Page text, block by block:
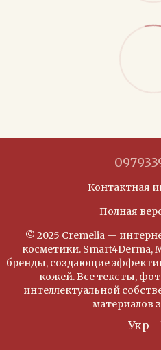
Контактная
Полная
© 2025 Cremelia —
косметики. Smart4Derma,
бренды, создающие
кожей. Все тексты,
интеллектуальной
материалов
Укр